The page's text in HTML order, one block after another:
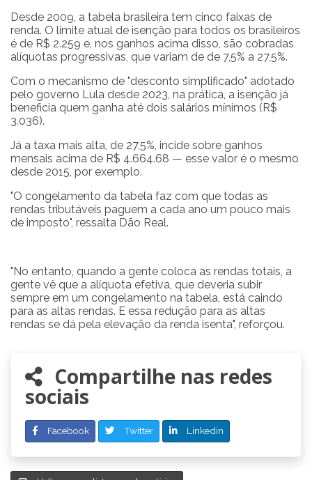
Desde 2009, a tabela brasileira tem cinco faixas de
renda. O limite atual de isenção para todos os brasileiros
é de R$ 2.259 e, nos ganhos acima disso, são cobradas
alíquotas progressivas, que variam de de 7,5% a 27,5%.
Com o mecanismo de "desconto simplificado" adotado
pelo governo Lula desde 2023, na prática, a isenção já
beneficia quem ganha até dois salários mínimos (R$
3.036).
Já a taxa mais alta, de 27,5%, incide sobre ganhos
mensais acima de R$ 4.664.68 — esse valor é o mesmo
desde 2015, por exemplo.
"O congelamento da tabela faz com que todas as
rendas tributáveis paguem a cada ano um pouco mais
de imposto", ressalta Dão Real.
"No entanto, quando a gente coloca as rendas totais, a
gente vê que a alíquota efetiva, que deveria subir
sempre em um congelamento na tabela, está caindo
para as altas rendas. E essa redução para as altas
rendas se dá pela elevação da renda isenta", reforçou.
Compartilhe nas redes
sociais
Facebook Twitter Linkedin